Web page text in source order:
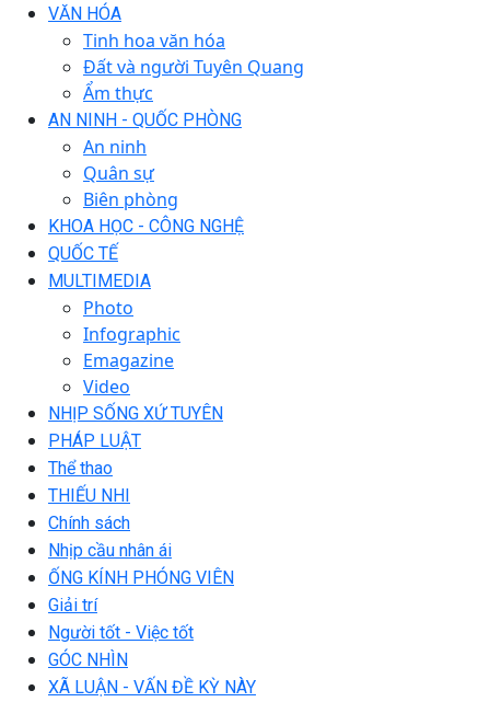
VĂN HÓA
Tinh hoa văn hóa
Đất và người Tuyên Quang
Ẩm thực
AN NINH - QUỐC PHÒNG
An ninh
Quân sự
Biên phòng
KHOA HỌC - CÔNG NGHỆ
QUỐC TẾ
MULTIMEDIA
Photo
Infographic
Emagazine
Video
NHỊP SỐNG XỨ TUYÊN
PHÁP LUẬT
Thể thao
THIẾU NHI
Chính sách
Nhịp cầu nhân ái
ỐNG KÍNH PHÓNG VIÊN
Giải trí
Người tốt - Việc tốt
GÓC NHÌN
XÃ LUẬN - VẤN ĐỀ KỲ NÀY